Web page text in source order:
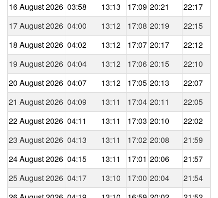
16 August 2026 03:58 13:13 17:09 20:21
22:17
17 August 2026 04:00 13:12 17:08 20:19
22:15
18 August 2026 04:02 13:12 17:07 20:17
22:12
19 August 2026 04:04 13:12 17:06 20:15
22:10
20 August 2026 04:07 13:12 17:05 20:13
22:07
21 August 2026 04:09 13:11 17:04 20:11
22:05
22 August 2026 04:11 13:11 17:03 20:10
22:02
23 August 2026 04:13 13:11 17:02 20:08
21:59
24 August 2026 04:15 13:11 17:01 20:06
21:57
25 August 2026 04:17 13:10 17:00 20:04
21:54